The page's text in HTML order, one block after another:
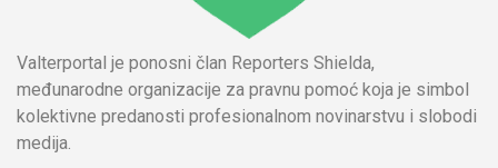
Valterportal je ponosni član Reporters Shielda,
međunarodne organizacije za pravnu pomoć koja je simbol
kolektivne predanosti profesionalnom novinarstvu i slobodi
medija.